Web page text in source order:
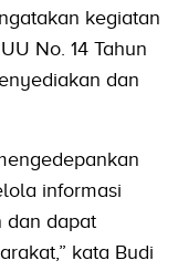
kegiatan
No. 14 Tahun
dan
informasi
dan dapat
kata Budi